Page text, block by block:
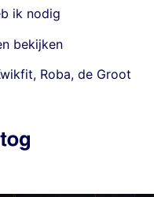
ik nodig
bekijken
, Roba,de Groot